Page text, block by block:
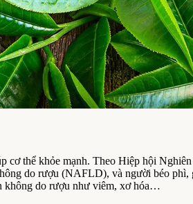
cơ thể khỏe mạnh. Theo Hiệp hội
do rượu (NAFLD), và người béo phì,
không do rượu như viêm, xơ hóa…